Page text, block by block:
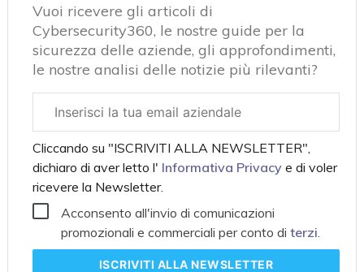
Vuoi ricevere gli articoli di
Cybersecurity360, le nostre guide per la
sicurezza delle aziende, gli approfondimenti,
le nostre analisi delle notizie più rilevanti?
aziendale
Cliccando su "ISCRIVITI ALLA NEWSLETTER",
dichiaro di aver letto l' Informativa Privacye di voler
ricevere la Newsletter.
Acconsento all'invio di comunicazioni
promozionali e commerciali per conto diterzi
ISCRIVITI ALLA NEWSLETTER